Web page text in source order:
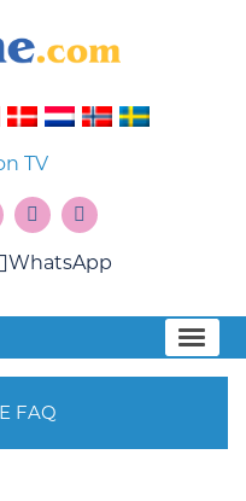
TV
WhatsApp
FAQ